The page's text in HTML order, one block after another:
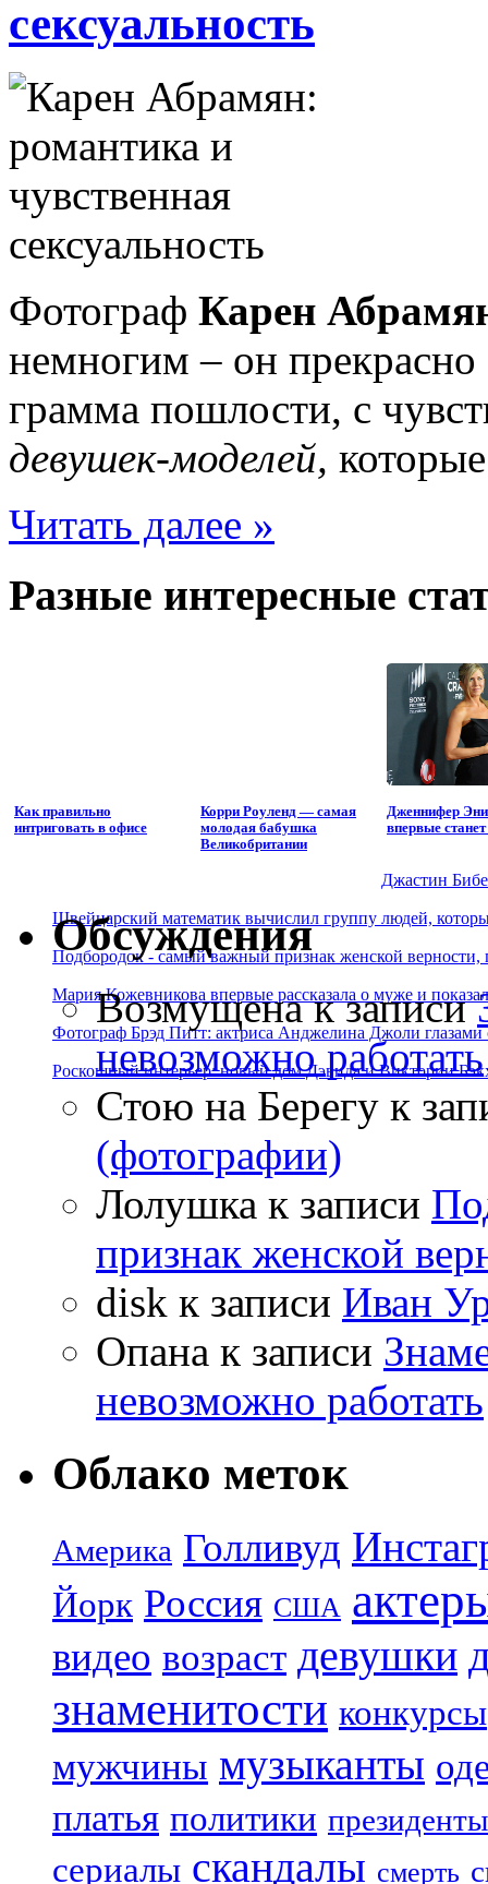
сексуальность
Фотограф Карен
немногим – он прекрасно
грамма пошлости, с
девушек-моделей,
Читать далее »
Разные интересные
Как правильно
интриговать в офисе
Корри Роуленд — самая
молодая бабушка
Великобритании
Дженнифер
впервые
Джастин
Швейцарский математик вычислил группу людей,
Подбородок - самый важный признак женской
Мария Кожевникова впервые рассказала о муже и
Фотограф Брэд Питт: актриса Анджелина Джоли глазами
Роскошный интерьер: новый дом Дэвида и Виктории
Обсуждения
Возмущенак записи
невозможно работать
Стою на Берегу к
(фотографии)
Лолушка к записи
признак женской
disk к записи Иван
Опана к записи
невозможно работать
Облако меток
Америка Голливуд
Йорк Россия США
видео возраст девушки
знаменитости конкурсы
мужчины музыканты
платья политики президенты
сериалы скандалы смерть